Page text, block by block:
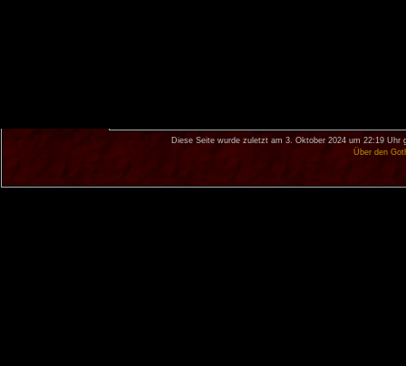
Diese Seite wurde zuletzt am 3. Oktober 2024 um 22:19 Uhr
Über den